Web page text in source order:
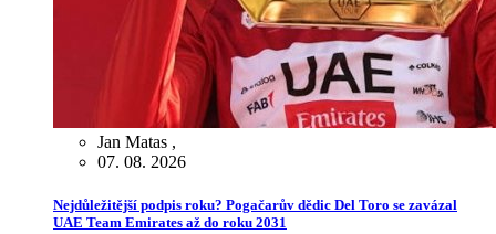
Jan Matas ,
07. 08. 2026
Nejdůležitější podpis roku? Pogačarův dědic Del Toro se zavázal
UAE Team Emirates až do roku 2031